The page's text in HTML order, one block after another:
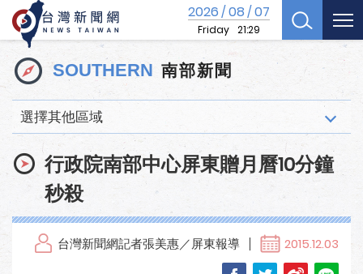
2026/08/07
Friday 21:29
SOUTHERN 南部新聞
選擇其他區域
行政院南部中心屏東贈月曆10分鐘
秒殺
台灣新聞網記者張美惠／屏東報導 2015.12.03